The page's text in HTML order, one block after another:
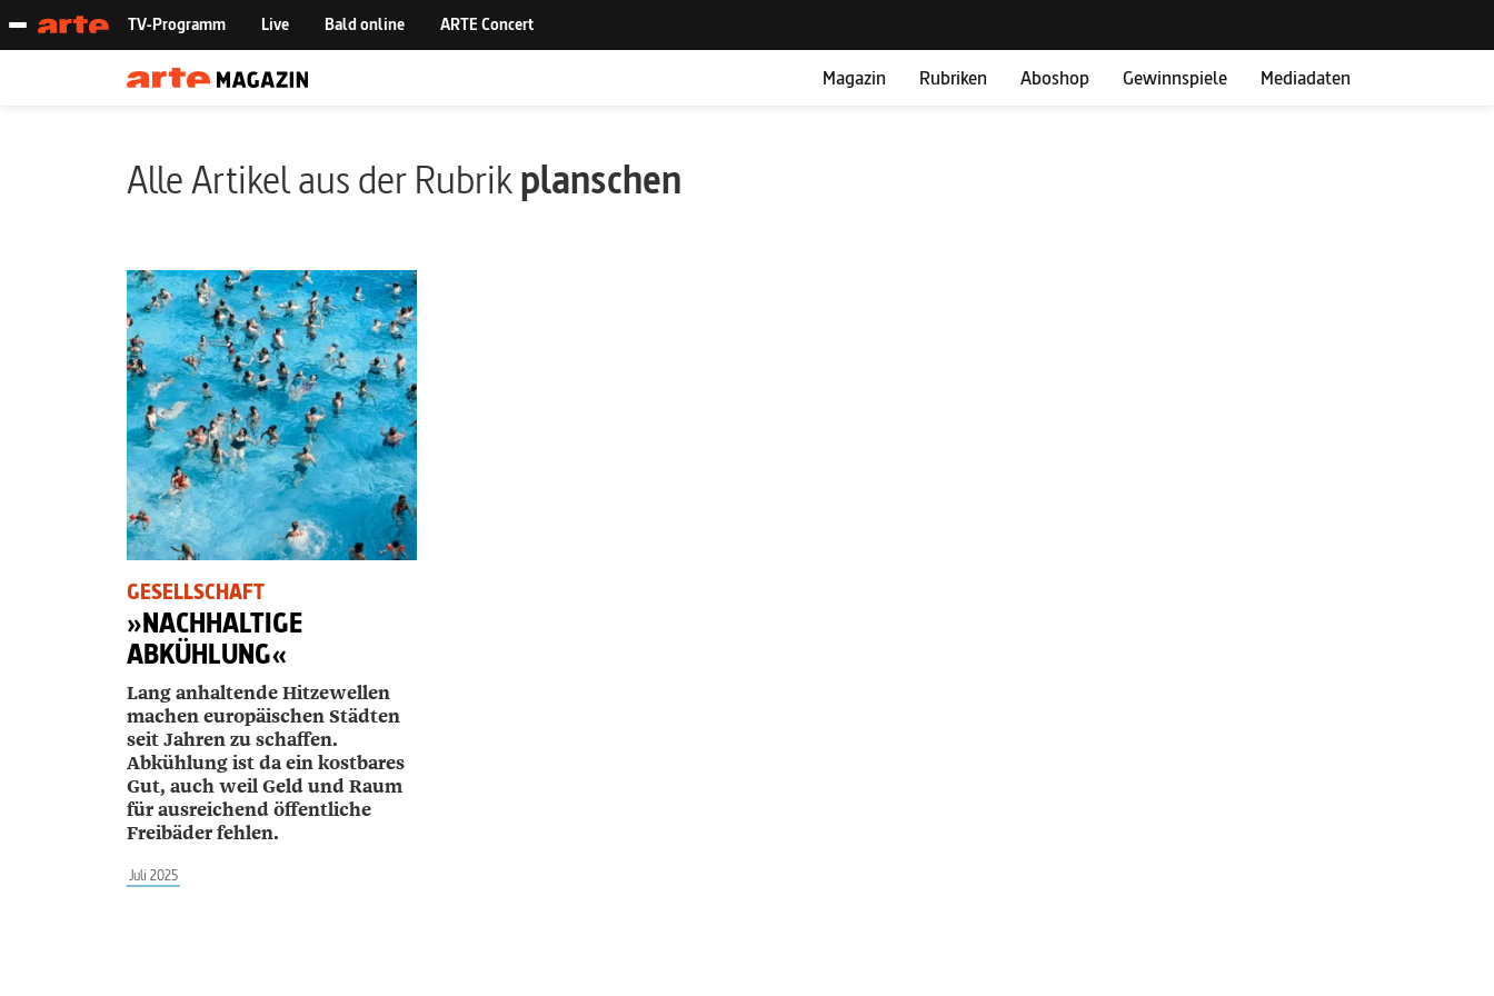
Magazin Rubriken Aboshop Gewinnspiele Mediadaten
Alle Artikel aus der Rubrikplanschen
GESELLSCHAFT
»NACHHALTIGE
ABKÜHLUNG«
Lang anhaltende Hitzewellen
machen europäischen Städten
seit Jahren zu schaffen.
Abkühlung ist da ein kostbares
Gut, auch weil Geld und Raum
für ausreichend öffentliche
Freibäder fehlen.
Juli 2025